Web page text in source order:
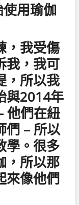
用瑜伽
，我受傷
我，我可
，所以我
與2014年
他們在紐
們 – 所以
學。很多
，所以那
來像他們